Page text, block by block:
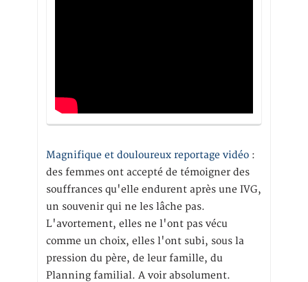
Magnifique et douloureux reportage vidéo :
des femmes ont accepté de témoigner des
souffrances qu'elle endurent après une IVG,
un souvenir qui ne les lâche pas.
L'avortement, elles ne l'ont pas vécu
comme un choix, elles l'ont subi, sous la
pression du père, de leur famille, du
Planning familial. A voir absolument.